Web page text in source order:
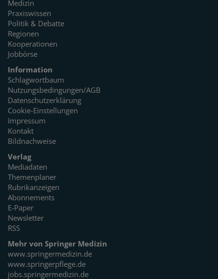
Medizin
Praxiswissen
Politik & Debatte
Regionen
Kooperationen
Jobbörse
Information
Schlagwortbaum
Nutzungsbedingungen/AGB
Datenschutzerklärung
Cookie-Einstellungen
Impressum
Kontakt
Bildnachweise
Verlag
Mediadaten
Themenplaner
Rubrikanzeigen
Abonnements
E-Paper
Newsletter
RSS
Mehr von Springer Medizin
www.springermedizin.de
www.springerpflege.de
jobs.springermedizin.de